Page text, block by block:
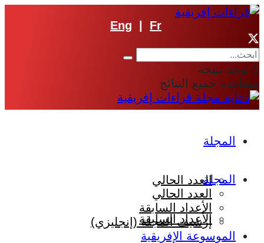
Eng Fr
لا توجد نتيجة
مشاهدة جميع النتائج
المجلة
العدد الحالي
الأعداد السابقة
المجلة
العدد الحالي
الأعداد السابقة
إرشيف المجلة (إنجليزي)
الموسوعة الإفريقية